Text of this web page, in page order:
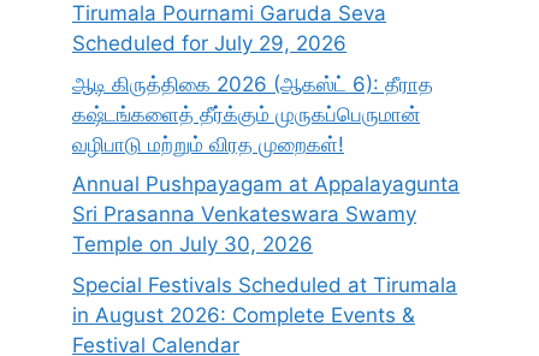
Tirumala Pournami Garuda Seva
Scheduled for July 29, 2026
ஆடி கிருத்திகை 2026 (ஆகஸ்ட் 6): தீராத
கஷ்டங்களைத் தீர்க்கும் முருகப்பெருமான்
வழிபாடு மற்றும் விரத முறைகள்!
Annual Pushpayagam at Appalayagunta
Sri Prasanna Venkateswara Swamy
Temple on July 30, 2026
Special Festivals Scheduled at Tirumala
in August 2026: Complete Events &
Festival Calendar